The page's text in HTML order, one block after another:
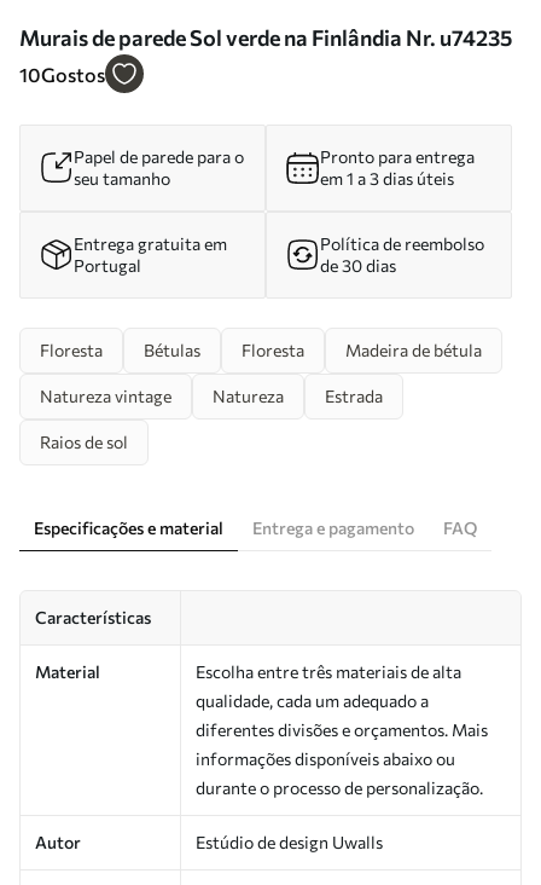
Murais de parede Sol verde na Finlândia Nr. u74235
10Gostos
Papel de parede para o
seu tamanho
Pronto para entrega
em 1 a 3 dias úteis
Entrega gratuita em
Portugal
Política de reembolso
de 30 dias
Floresta Bétulas Floresta Madeira de bétula
Natureza vintage Natureza Estrada
Raios de sol
Especificações e material Entrega e pagamento FAQ
Características
Material
Escolha entre três materiais de alta
qualidade, cada um adequado a
diferentes divisões e orçamentos. Mais
informações disponíveis abaixo ou
durante o processo de personalização.
Autor Estúdio de design Uwalls